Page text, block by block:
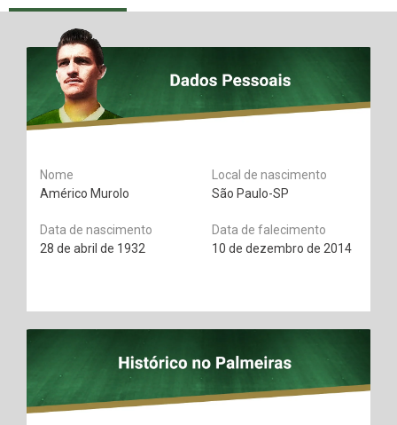
Nome
Américo Murolo
Data de nascimento
28 de abril de 1932
Local de nascimento
São Paulo-SP
Data de falecimento
10 de dezembro de 2014